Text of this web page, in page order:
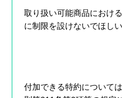
取り扱い可能商品におけ
に制限を設けないでほしい
付加できる特約について